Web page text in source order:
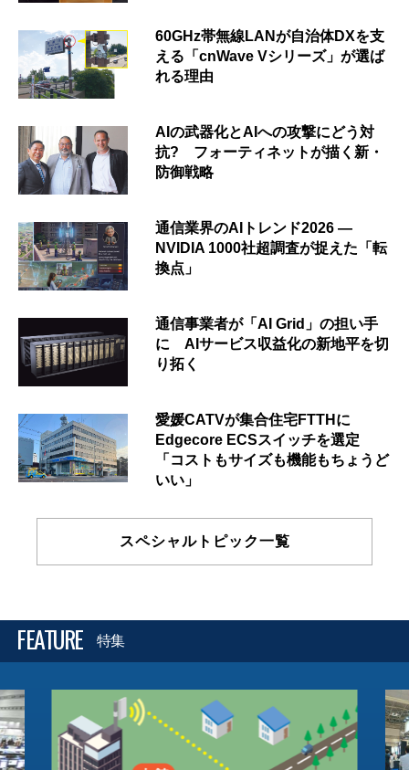
60GHz帯無線LANが自治体DXを支
える「cnWave Vシリーズ」が選ば
れる理由
AIの武器化とAIへの攻撃にどう対
抗? フォーティネットが描く新・
防御戦略
通信業界のAIトレンド2026 ―
NVIDIA 1000社超調査が捉えた「転
換点」
通信事業者が「AI Grid」の担い手
に AIサービス収益化の新地平を切
り拓く
愛媛CATVが集合住宅FTTHに
Edgecore ECSスイッチを選定
「コストもサイズも機能もちょうど
いい」
スペシャルトピック一覧
FEATURE 特集